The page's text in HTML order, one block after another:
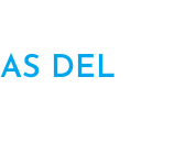
DEL